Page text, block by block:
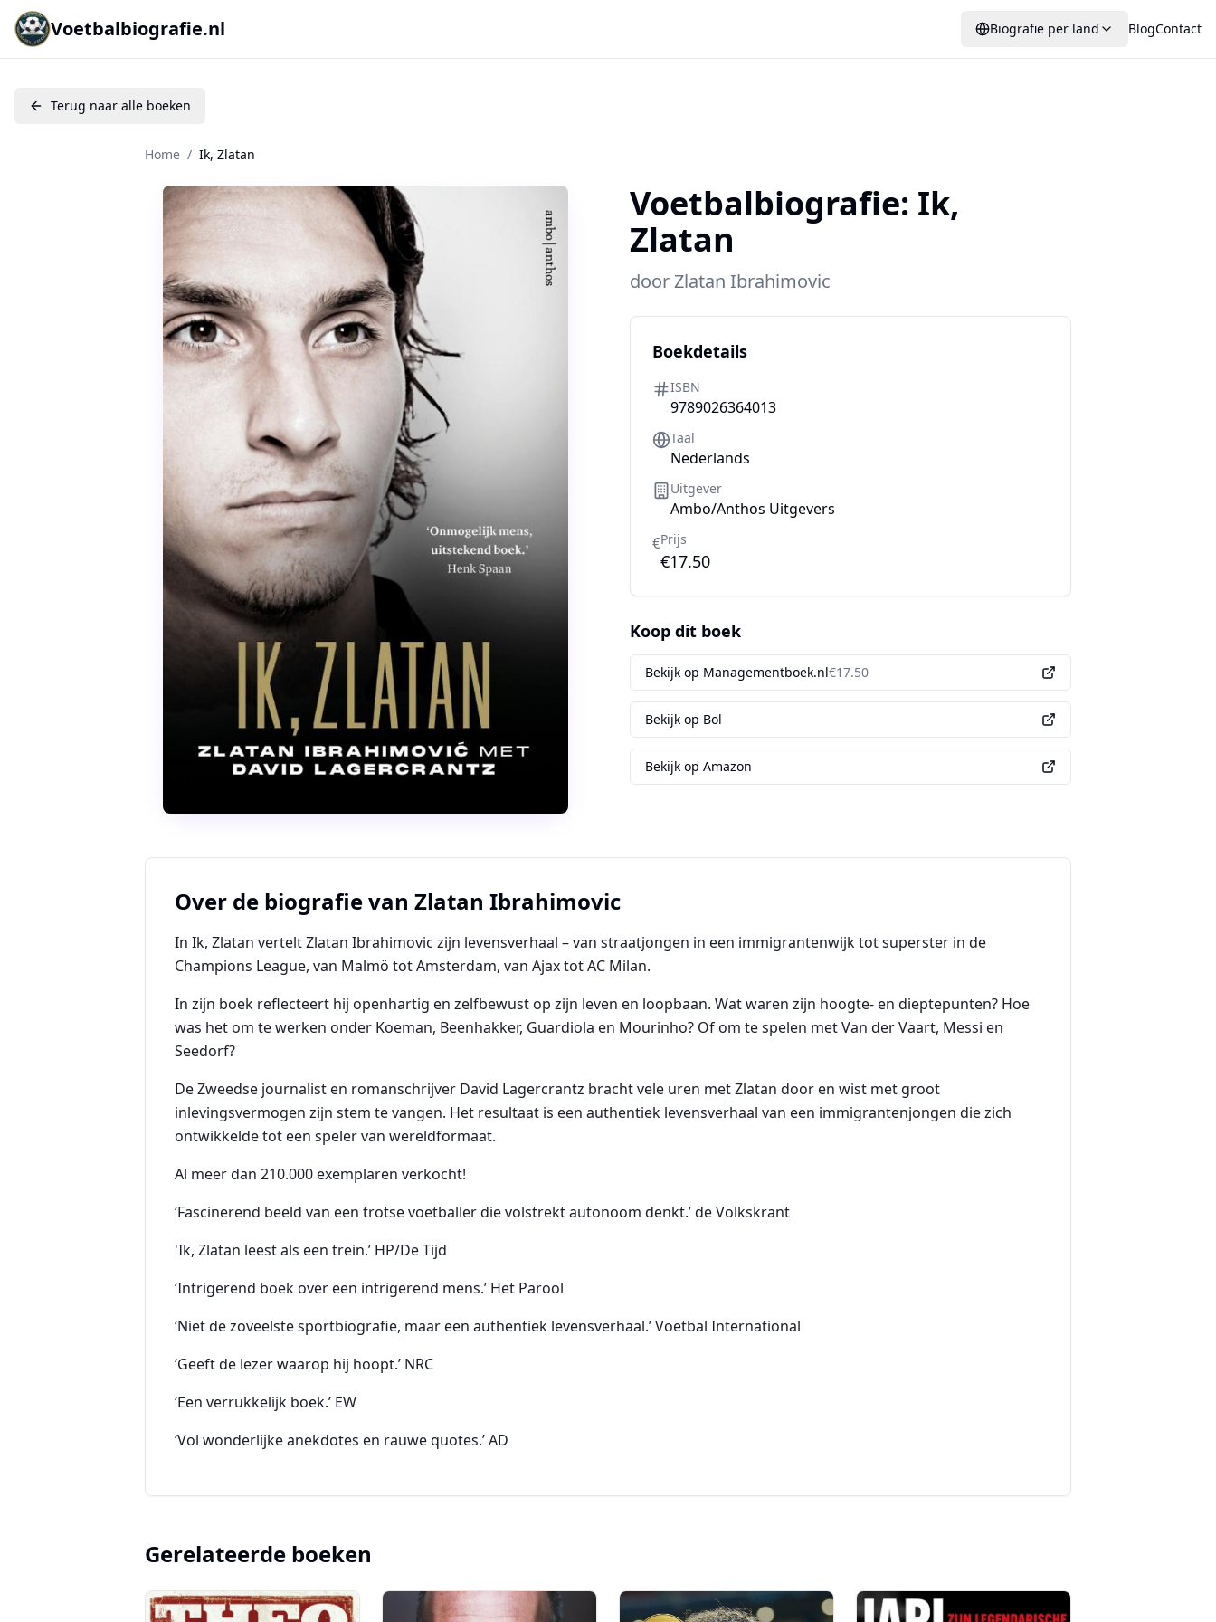
Voetbalbiografie.nl Biografie per land BlogContact
Terug naar alle boeken
Home / Ik, Zlatan
Voetbalbiografie: Ik,
Zlatan
doorZlatan Ibrahimovic
Boekdetails
ISBN
9789026364013
Taal
Nederlands
Uitgever
Ambo/Anthos Uitgevers
€Prijs
€17.50
Koop dit boek
Bekijk op Managementboek.nl€17.50
Bekijk op Bol
Bekijk op Amazon
Over de biografie van Zlatan Ibrahimovic
In Ik, Zlatan vertelt Zlatan Ibrahimovic zijn levensverhaal – van straatjongen in een immigrantenwijk tot superster in de
Champions League, van Malmö tot Amsterdam, van Ajax tot AC Milan.
In zijn boek reflecteert hij openhartig en zelfbewust op zijn leven en loopbaan. Wat waren zijn hoogte- en dieptepunten? Hoe
was het om te werken onder Koeman, Beenhakker, Guardiola en Mourinho? Of om te spelen met Van der Vaart, Messi en
Seedorf?
De Zweedse journalist en romanschrijver David Lagercrantz bracht vele uren met Zlatan door en wist met groot
inlevingsvermogen zijn stem te vangen. Het resultaat is een authentiek levensverhaal van een immigrantenjongen die zich
ontwikkelde tot een speler van wereldformaat.
Al meer dan 210.000 exemplaren verkocht!
‘Fascinerend beeld van een trotse voetballer die volstrekt autonoom denkt.’ de Volkskrant
'Ik, Zlatan leest als een trein.’ HP/De Tijd
‘Intrigerend boek over een intrigerend mens.’ Het Parool
‘Niet de zoveelste sportbiografie, maar een authentiek levensverhaal.’ Voetbal International
‘Geeft de lezer waarop hij hoopt.’ NRC
‘Een verrukkelijk boek.’ EW
‘Vol wonderlijke anekdotes en rauwe quotes.’ AD
Gerelateerde boeken